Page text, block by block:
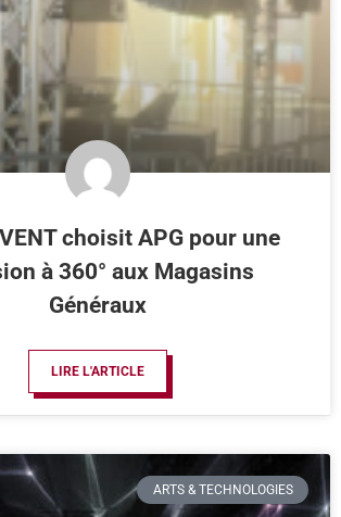
choisit APG pour une
à 360° aux Magasins
Généraux
LIRE L'ARTICLE
ARTS & TECHNOLOGIES